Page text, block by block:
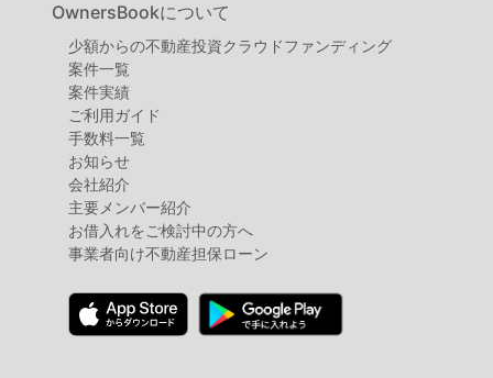
OwnersBookについて
少額からの不動産投資クラウドファンディング
案件⼀覧
案件実績
ご利用ガイド
手数料一覧
お知らせ
会社紹介
主要メンバー紹介
お借入れをご検討中の方へ
事業者向け不動産担保ローン